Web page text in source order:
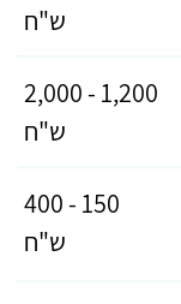
ש"ח
1,200 - 2,000
ש"ח
150 - 400
ש"ח